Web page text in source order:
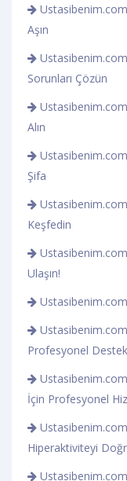
Aşın
Ustasibenim.com
Sorunları Çözün
Alın
Şifa
Keşfedin
Ulaşın!
Profesyonel
İçin Profesyonel
Hiperaktiviteyi